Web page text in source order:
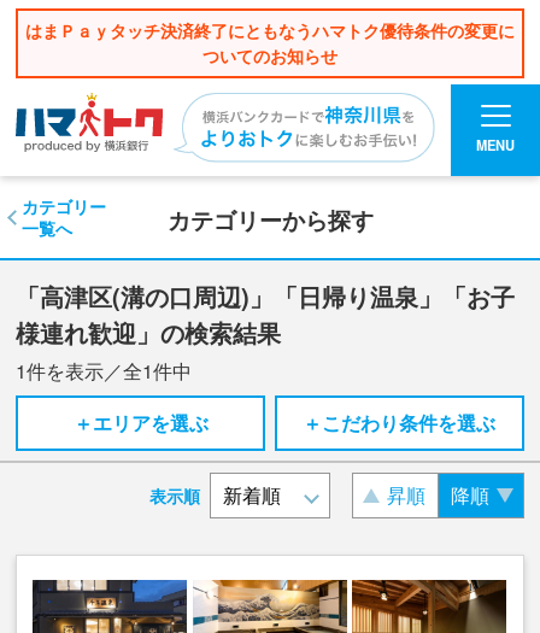
はまＰａｙタッチ決済終了にともなうハマトク優待条件の変更に
ついてのお知らせ
MENU
カテゴリーから探す
カテゴリー
一覧へ
「高津区(溝の口周辺)」「日帰り温泉」「お子
様連れ歓迎」の検索結果
1件を表示／全1件中
＋エリアを選ぶ
＋こだわり条件を選ぶ
表示順 昇順 降順